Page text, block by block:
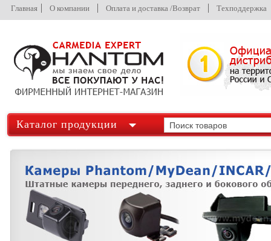
Главная О компании Оплата и доставка /Возврат Техподдержка
Каталог продукции